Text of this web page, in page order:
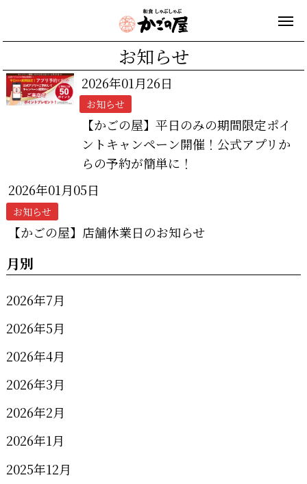
お知らせ
2026年01月26日
お知らせ
【かごの屋】平日のみの期間限定ポイ
ントキャンペーン開催！公式アプリか
らの予約が簡単に！
2026年01月05日
お知らせ
【かごの屋】店舗休業日のお知らせ
月別
2026年7月
2026年5月
2026年4月
2026年3月
2026年2月
2026年1月
2025年12月